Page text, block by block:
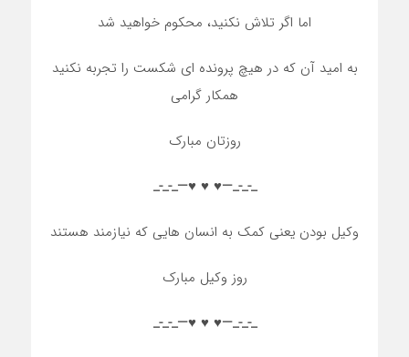
اما اگر تلاش نکنید، محکوم خواهید شد
به امید آن که در هیچ پرونده ای شکست را تجربه نکنید
همکار گرامی
روزتان مبارک
_-_-_—♥️ ♥️ ♥️—_-_-_
وکیل بودن یعنی کمک به انسان هایی که نیازمند هستند
روز وکیل مبارک
_-_-_—♥️ ♥️ ♥️—_-_-_